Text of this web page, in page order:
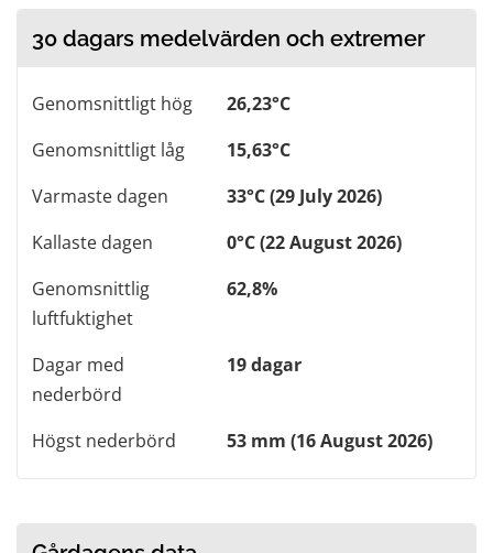
30 dagars medelvärden och extremer
Genomsnittligt hög
26,23°C
Genomsnittligt låg
15,63°C
Varmaste dagen
33°C (29 July 2026)
Kallaste dagen
0°C (22 August 2026)
Genomsnittlig
luftfuktighet
62,8%
Dagar med
nederbörd
19 dagar
Högst nederbörd 53 mm (16 August 2026)